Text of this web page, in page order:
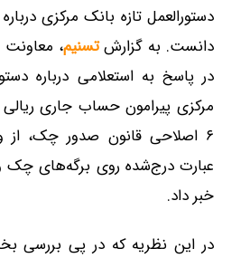
دستورالعمل تازه بانک مرکزی
دانست. به گزارشتسنیم،
در پاسخ به استعلامی درباره
مرکزی پیرامون حساب جاری
۶ اصلاحی قانون صدور چک، از
عبارت درج‌شده روی برگه‌های
خبر داد.
در این نظریه که در پی بررسی